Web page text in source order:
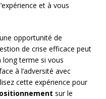
et à vous
opportunité de
de crise efficace peut
terme si vous
à l’adversité avec
cette expérience pour
sur le